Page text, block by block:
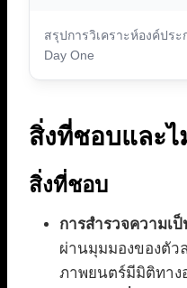
สรุปการวิเคราะห์องค์ปร
Day One
สิ่งที่ชอบและ
สิ่งที่ชอบ
การสำรวจความเ
ผ่านมุมมองของตัว
ภาพยนตร์มีมิติทาง